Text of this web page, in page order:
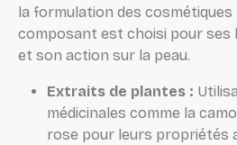
la formulation des cosmétiques
composant est choisi pour ses
et son action sur la peau.
Extraits de plantes :
médicinales comme la
rose pour leurs propriétés